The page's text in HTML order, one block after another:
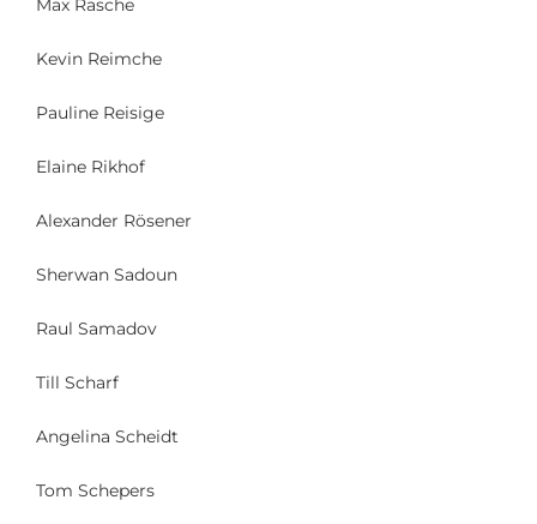
Max Rasche
Kevin Reimche
Pauline Reisige
Elaine Rikhof
Alexander Rösener
Sherwan Sadoun
Raul Samadov
Till Scharf
Angelina Scheidt
Tom Schepers